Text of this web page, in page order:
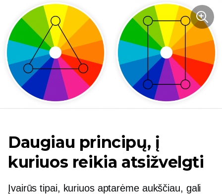
Daugiau principų, į
kuriuos reikia atsižvelgti
Įvairūs tipai, kuriuos aptarėme aukščiau, gali